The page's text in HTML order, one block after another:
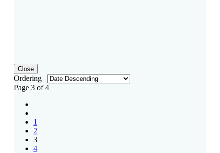
Close
Ordering
Page 3 of 4
1
2
3
4